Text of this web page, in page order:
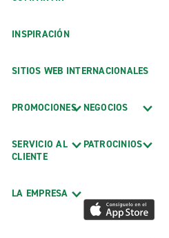
INSPIRACIÓN
SITIOS WEB INTERNACIONALES
PROMOCIONES
SERVICIO AL
CLIENTE
LA EMPRESA
NEGOCIOS
PATROCINIOS